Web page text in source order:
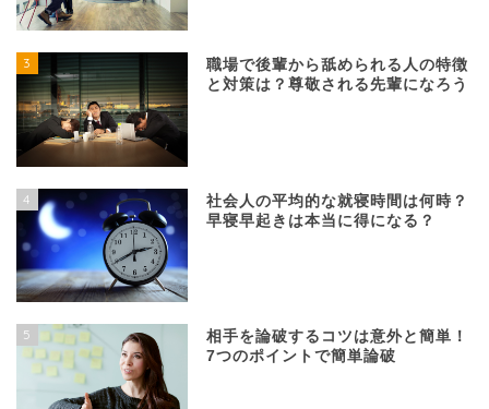
3
職場で後輩から舐められる人の特徴
と対策は？尊敬される先輩になろう
4
社会人の平均的な就寝時間は何時？
早寝早起きは本当に得になる？
5
相手を論破するコツは意外と簡単！
7つのポイントで簡単論破